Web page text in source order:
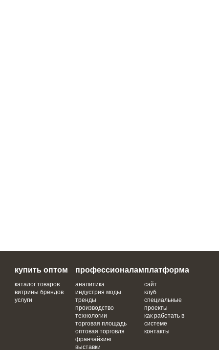
купить оптом
каталог товаров
витрины брендов
услуги
профессионалам
аналитика
индустрия моды
тренды
производство
технологии
торговая площадь
оптовая торговля
франчайзинг
выставки
платформа
сайт
клуб
специальные
проекты
как работать в
системе
контакты